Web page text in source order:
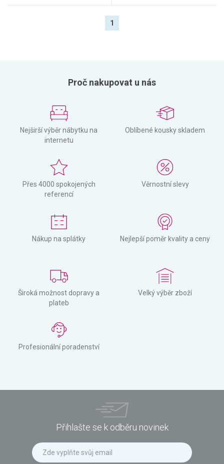
1
Proč nakupovat u nás
Nejširší výběr nábytku na
internetu
Oblíbené kousky skladem
Přes 4000 spokojených
referencí
Věrnostní slevy
Nákup na splátky Nejlepší poměr kvality a ceny
Široká možnost dopravy a
plateb
Velký výběr zboží
Profesionální poradenství
Přihlašte se k odběru novinek